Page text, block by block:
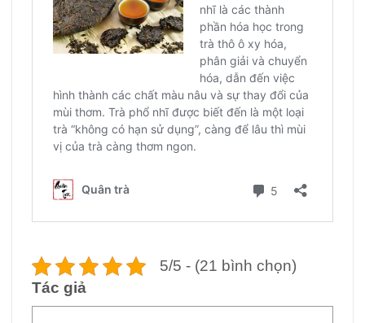
5/5 - (21 bình chọn)
Tác giả